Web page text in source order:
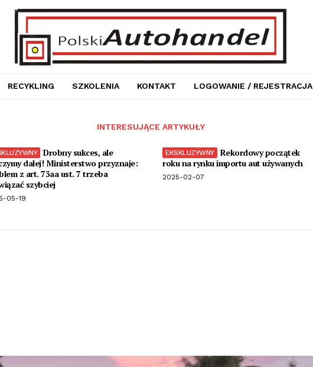
RECYKLING SZKOLENIA KONTAKT LOGOWANIE / REJESTRACJA
INTERESUJĄCE ARTYKUŁY
Drobny sukces, ale
dalej! Ministerstwo przyznaje:
z art. 73aa ust. 7 trzeba
szybciej
05-19
Rekordowy początek
roku na rynku importu aut używanych
2025-02-07